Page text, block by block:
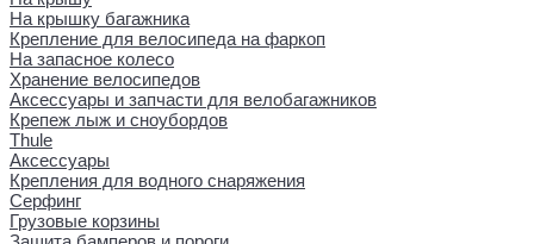
На крышку багажника
Крепление для велосипеда на фаркоп
На запасное колесо
Хранение велосипедов
Аксессуары и запчасти для велобагажников
Крепеж лыж и сноубордов
Thule
Аксессуары
Крепления для водного снаряжения
Серфинг
Грузовые корзины